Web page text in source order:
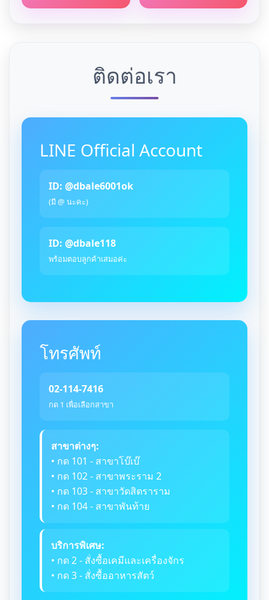
ติดต่อเรา
LINE Official Account
ID: @dbale6001ok
(มี @ นะคะ)
ID: @dbale118
พร้อมตอบลูกค้าเสมอค่ะ
โทรศัพท์
02-114-7416
กด 1 เพื่อเลือกสาขา
สาขาต่างๆ:
• กด 101 - สาขาโบ๊เบ๊
• กด 102 - สาขาพระราม 2
• กด 103 - สาขาวัดสิตราราม
• กด 104 - สาขาพันท้าย
บริการพิเศษ:
• กด 2 - สั่งซื้อเคมีและเครื่องจักร
• กด 3 - สั่งซื้ออาหารสัตว์